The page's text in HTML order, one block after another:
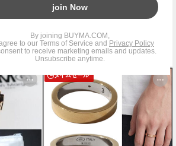
関税負担なし
MM6 Maison Margiela
PERSONAL SHOPPER
Deiru
タイムセール